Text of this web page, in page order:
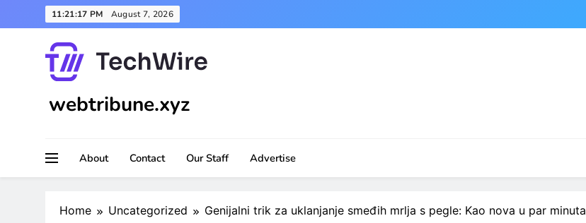
to
11:21:19 PM August 7, 2026
webtribune.xyz
About Contact Our Staff Advertise
Home Uncategorized Genijalni trik za uklanjanje smeđih mrlja s pegle: Kao nova u par minuta